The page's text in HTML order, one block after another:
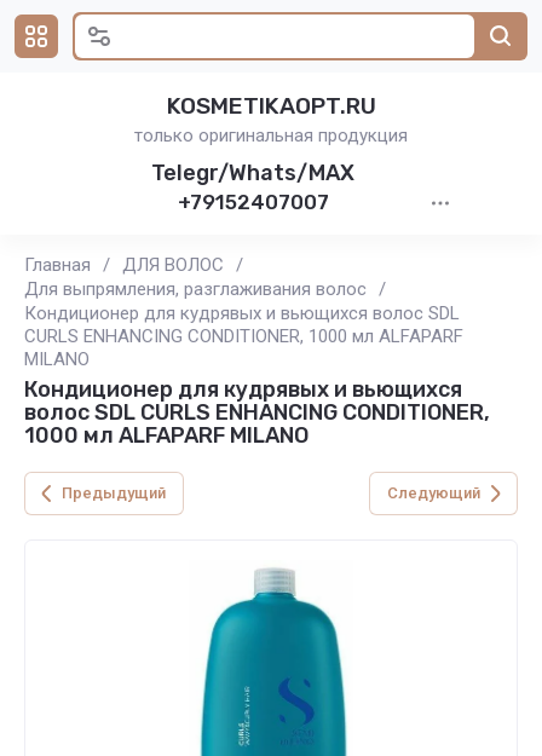
KOSMETIKAOPT.RU
только оригинальная продукция
Telegr/Whats/MAX
+79152407007
Главная / ДЛЯ ВОЛОС
/
Для выпрямления, разглаживания волос
/
Кондиционер для кудрявых и вьющихся волос SDL
CURLS ENHANCING CONDITIONER, 1000 мл ALFAPARF
MILANO
Кондиционер для кудрявых и вьющихся
волос SDL CURLS ENHANCING CONDITIONER,
1000 мл ALFAPARF MILANO
Предыдущий Следующий